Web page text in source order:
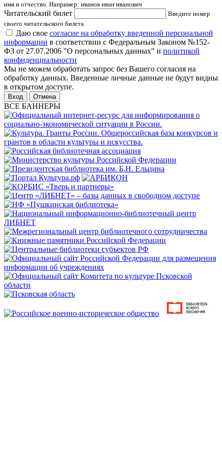
имя и отчество. Например: иванов иван иванович
Читательский билет
Введите номер
своего читательского билета.
Даю свое согласие на обработку введенной персональной
информации в соответствии с Федеральным Законом №152-
ФЗ от 27.07.2006 "О персональных данных" и политикой
конфиденциальности
Мы не можем обработать запрос без Вашего согласия на
обработку данных. Введенные личные данные не будут видны
в открытом доступе.
Отмена
ВСЕ БАННЕРЫ